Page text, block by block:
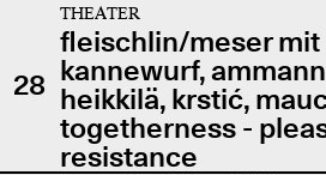
28
THEATER
fleischlin/meser mit
kannewurf,
heikkilä, krstić,
togetherness -
resistance